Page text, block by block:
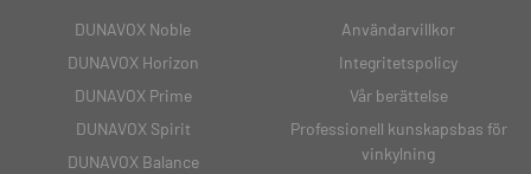
DUNAVOX Noble
DUNAVOX Horizon
DUNAVOX Prime
DUNAVOX Spirit
DUNAVOX Balance
Användarvillkor
Integritetspolicy
Vår berättelse
Professionell kunskapsbas för
vinkylning